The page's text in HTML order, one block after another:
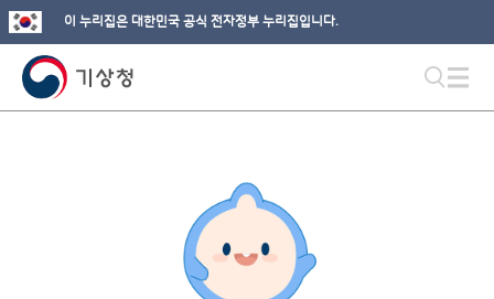
이 누리집은 대한민국 공식 전자정부 누리집입니다.